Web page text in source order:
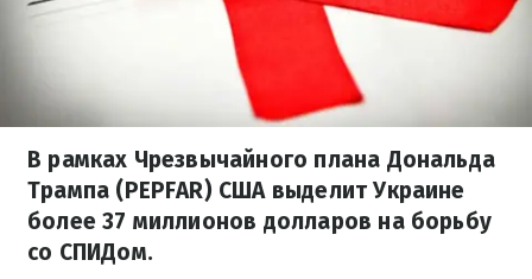
В рамках Чрезвычайного плана Дональда
Трампа (PEPFAR) США выделит Украине
более 37 миллионов долларов на борьбу
со СПИДом.